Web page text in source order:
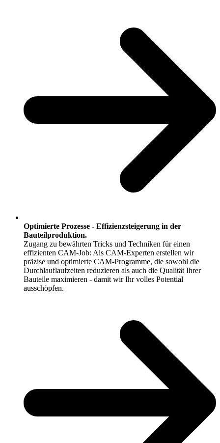
Optimierte Prozesse - ​​​​​Effizienzsteigerung in der
Bauteilproduktion.
Zugang zu bewährten Tricks und Techniken für einen
effizienten CAM-Job:​​​​​​​​ Als CAM-Experten erstellen wir
präzise und optimierte CAM-Programme, die sowohl die
Durchlauflaufzeiten reduzieren als auch die Qualität Ihrer
Bauteile maximieren - damit wir Ihr volles Potential
ausschöpfen.